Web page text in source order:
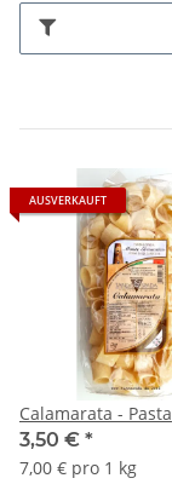
AUSVERKAUFT
Calamarata - Pasta
3,50 € *
7,00 € pro 1 kg